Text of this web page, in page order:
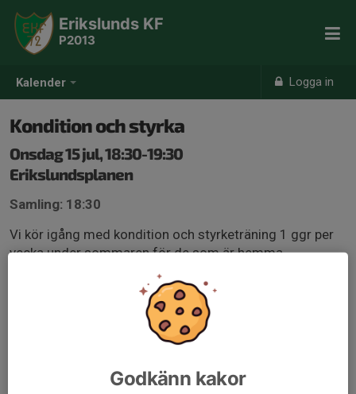
Kalender Logga in
Erikslunds KF
P2013
Kondition och styrka
Onsdag 15 jul, 18:30-19:30
Erikslundsplanen
Samling: 18:30
Vi kör igång med kondition och styrketräning 1 ggr per
vecka under sommaren för de som är hemma.
Godkänn kakor